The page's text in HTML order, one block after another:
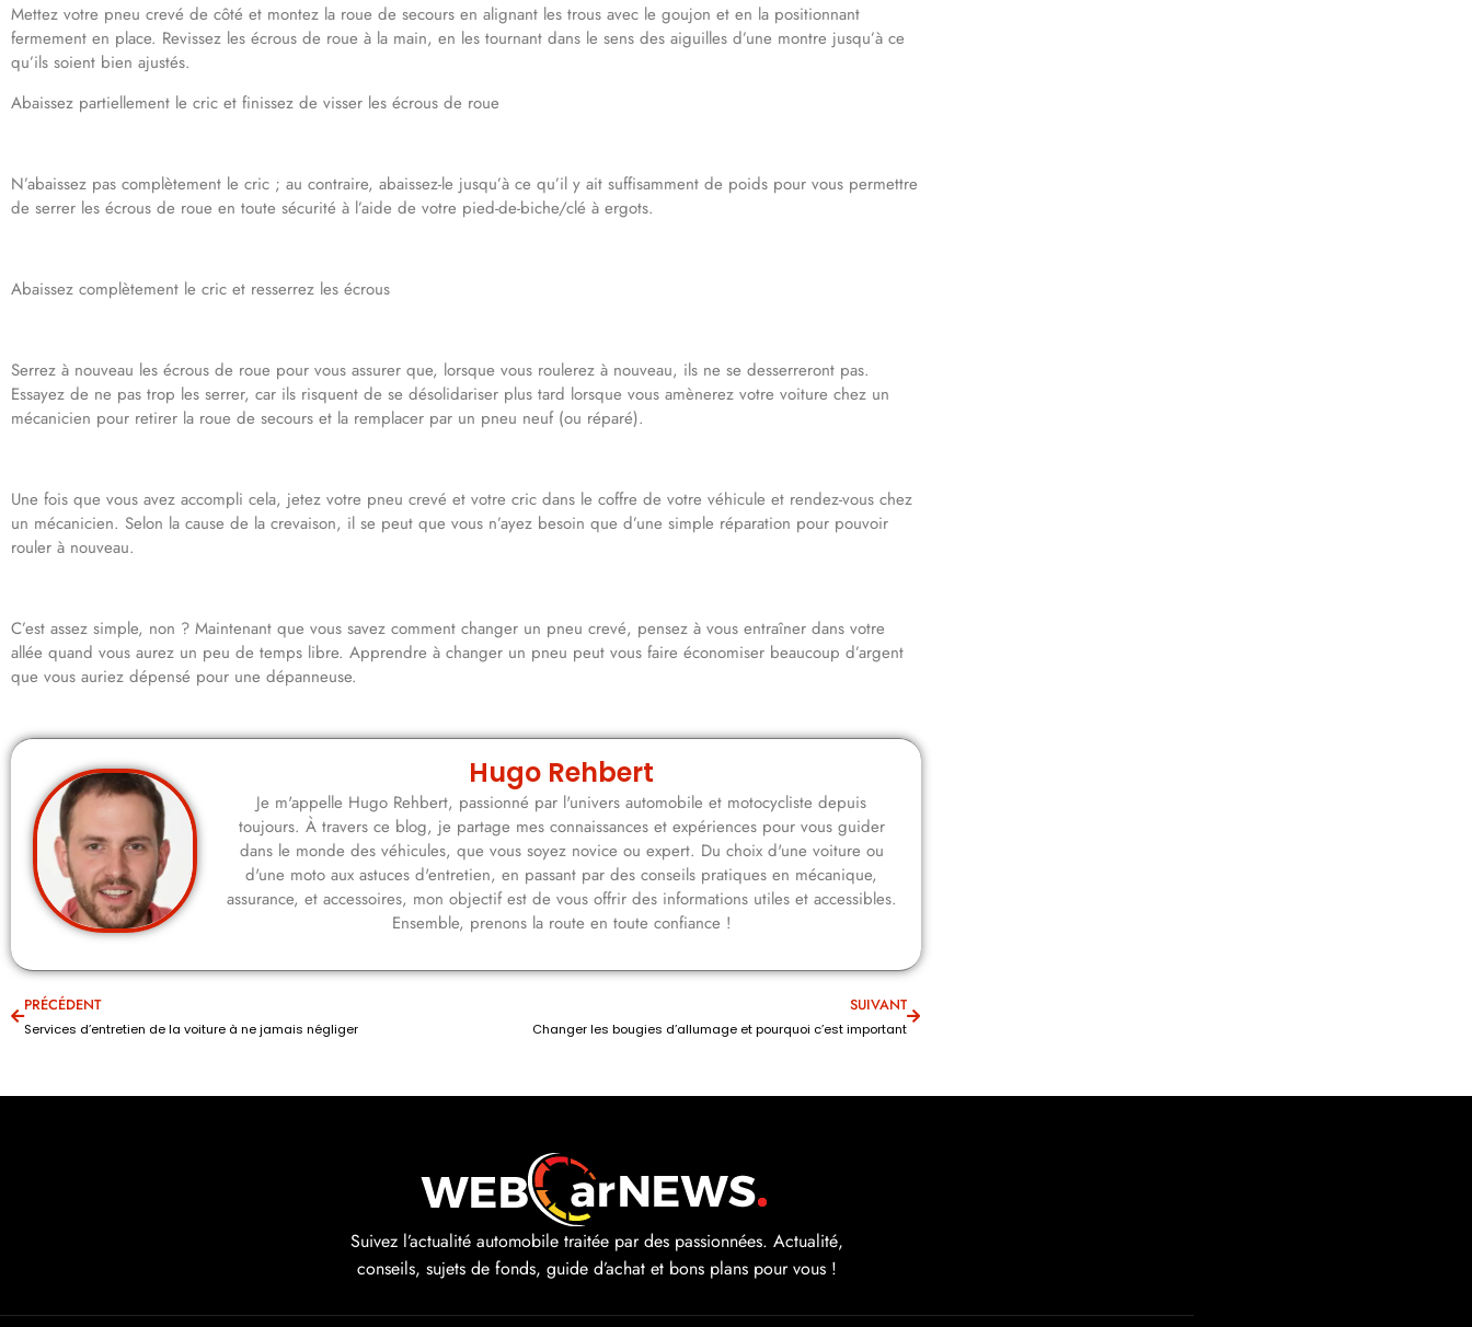
Mettez votre pneu crevé de côté et montez la roue de secours en alignant les trous avec le goujon et en la positionnant
fermement en place. Revissez les écrous de roue à la main, en les tournant dans le sens des aiguilles d’une montre jusqu’à ce
qu’ils soient bien ajustés.
Abaissez partiellement le cric et finissez de visser les écrous de roue
N’abaissez pas complètement le cric ; au contraire, abaissez-le jusqu’à ce qu’il y ait suffisamment de poids pour vous permettre
de serrer les écrous de roue en toute sécurité à l’aide de votre pied-de-biche/clé à ergots.
Abaissez complètement le cric et resserrez les écrous
Serrez à nouveau les écrous de roue pour vous assurer que, lorsque vous roulerez à nouveau, ils ne se desserreront pas.
Essayez de ne pas trop les serrer, car ils risquent de se désolidariser plus tard lorsque vous amènerez votre voiture chez un
mécanicien pour retirer la roue de secours et la remplacer par un pneu neuf (ou réparé).
Une fois que vous avez accompli cela, jetez votre pneu crevé et votre cric dans le coffre de votre véhicule et rendez-vous chez
un mécanicien. Selon la cause de la crevaison, il se peut que vous n’ayez besoin que d’une simple réparation pour pouvoir
rouler à nouveau.
C’est assez simple, non ? Maintenant que vous savez comment changer un pneu crevé, pensez à vous entraîner dans votre
allée quand vous aurez un peu de temps libre. Apprendre à changer un pneu peut vous faire économiser beaucoup d’argent
que vous auriez dépensé pour une dépanneuse.
Hugo Rehbert
Je m'appelle Hugo Rehbert, passionné par l'univers automobile et motocycliste depuis
toujours. À travers ce blog, je partage mes connaissances et expériences pour vous guider
dans le monde des véhicules, que vous soyez novice ou expert. Du choix d'une voiture ou
d'une moto aux astuces d'entretien, en passant par des conseils pratiques en mécanique,
assurance, et accessoires, mon objectif est de vous offrir des informations utiles et accessibles.
Ensemble, prenons la route en toute confiance !
PRÉCÉDENT
Services d’entretien de la voiture à ne jamais négliger
SUIVANT
Changer les bougies d’allumage et pourquoi c’est important
Suivez l’actualité automobile traitée par des passionnées. Actualité,
conseils, sujets de fonds, guide d’achat et bons plans pour vous !